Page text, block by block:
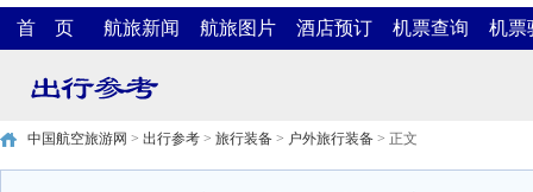
首 页 航旅新闻 航旅图片 酒店预订 机票查询 机票
中国航空旅游网 > 出行参考 > 旅行装备 > 户外旅行装备 > 正文